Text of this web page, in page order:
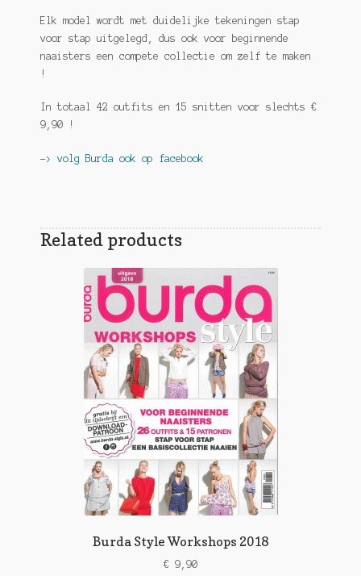
Elk model wordt met duidelijke tekeningen stap
voor stap uitgelegd, dus ook voor beginnende
naaisters een compete collectie om zelf te maken
!
In totaal 42 outfits en 15 snitten voor slechts €
9,90 !
-> volg Burda ook op facebook
Related products
Burda Style Workshops 2018
€ 9,90